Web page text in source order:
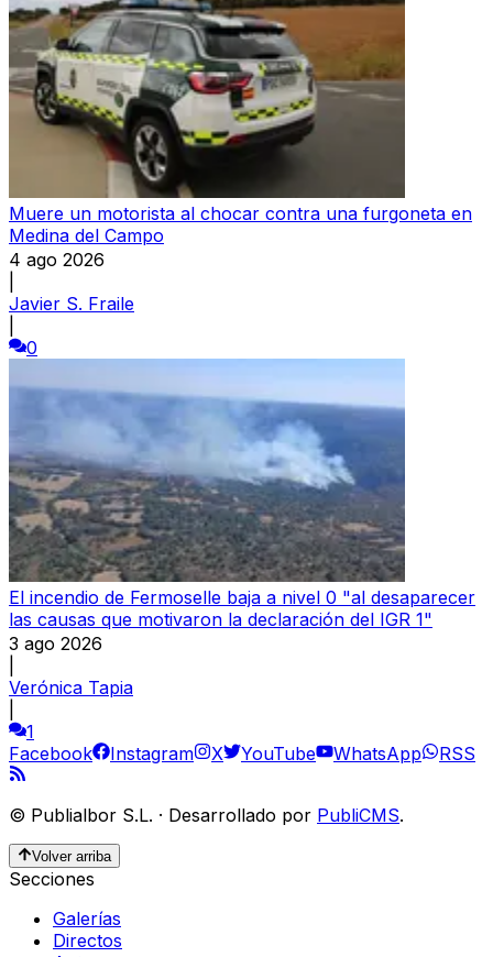
Muere un motorista al chocar contra una furgoneta en
Medina del Campo
4 ago 2026
Javier S. Fraile
0
El incendio de Fermoselle baja a nivel 0 "al desaparecer
las causas que motivaron la declaración del IGR 1"
3 ago 2026
Verónica Tapia
1
Facebook
Instagram X YouTube WhatsApp RSS
© Publialbor S.L. · Desarrollado por PubliCMS.
Volver arriba
Secciones
Galerías
Directos